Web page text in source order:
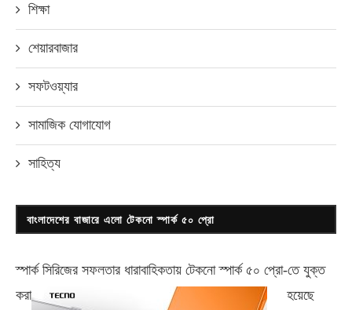
শিক্ষা
শেয়ারবাজার
সফটওয়্যার
সামাজিক যোগাযোগ
সাহিত্য
বাংলাদেশের বাজারে এলো টেকনো স্পার্ক ৫০ প্রো
স্পার্ক সিরিজের সফলতার ধারাবাহিকতায় টেকনোস্পার্ক ৫০ প্রো-তে যুক্ত
করা
হয়েছে